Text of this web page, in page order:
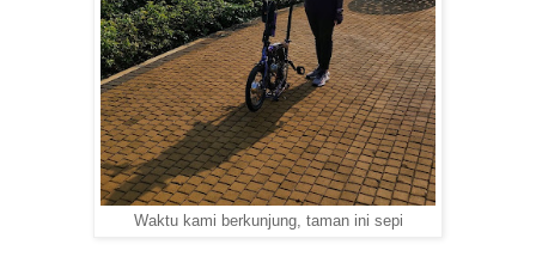
Waktu kami berkunjung, taman ini sepi